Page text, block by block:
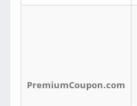
PremiumCoupon.com